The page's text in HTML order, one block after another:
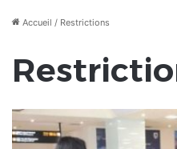
Accueil / Restrictions